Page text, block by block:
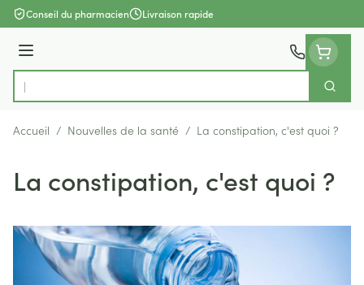
Aller au contenu
Conseil du pharmacien Livraison rapide
Menu
Rechercher
Accueil / Nouvelles de la santé / La constipation, c'est quoi ?
La constipation, c'est quoi ?